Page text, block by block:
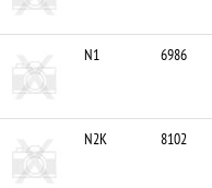
N1 6986
N2K 8102